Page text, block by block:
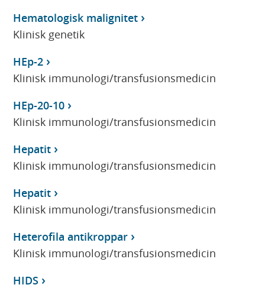
Hematologisk malignitet
Klinisk genetik
HEp-2
Klinisk immunologi/transfusionsmedicin
HEp-20-10
Klinisk immunologi/transfusionsmedicin
Hepatit
Klinisk immunologi/transfusionsmedicin
Hepatit
Klinisk immunologi/transfusionsmedicin
Heterofila antikroppar
Klinisk immunologi/transfusionsmedicin
HIDS